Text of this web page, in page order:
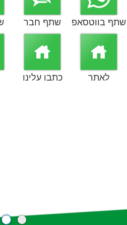
שתף חבר שתף בווטסאפ
כתבו עלינו לאתר